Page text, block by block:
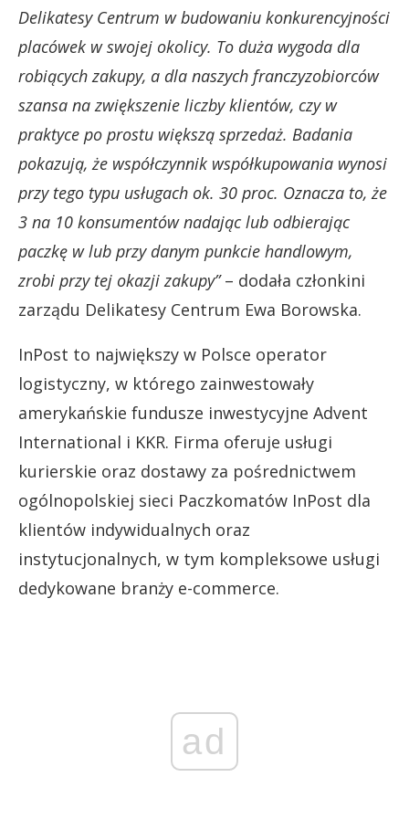
Delikatesy Centrum w budowaniu konkurencyjności
placówek w swojej okolicy. To duża wygoda dla
robiących zakupy, a dla naszych franczyzobiorców
szansa na zwiększenie liczby klientów, czy w
praktyce po prostu większą sprzedaż. Badania
pokazują, że współczynnik współkupowania wynosi
przy tego typu usługach ok. 30 proc. Oznacza to, że
3 na 10 konsumentów nadając lub odbierając
paczkę w lub przy danym punkcie handlowym,
zrobi przy tej okazji zakupy”– dodała członkini
zarządu Delikatesy Centrum Ewa Borowska.
InPost to największy w Polsce operator
logistyczny, w którego zainwestowały
amerykańskie fundusze inwestycyjne Advent
International i KKR. Firma oferuje usługi
kurierskie oraz dostawy za pośrednictwem
ogólnopolskiej sieci Paczkomatów InPost dla
klientów indywidualnych oraz
instytucjonalnych, w tym kompleksowe usługi
dedykowane branży e-commerce.
ad